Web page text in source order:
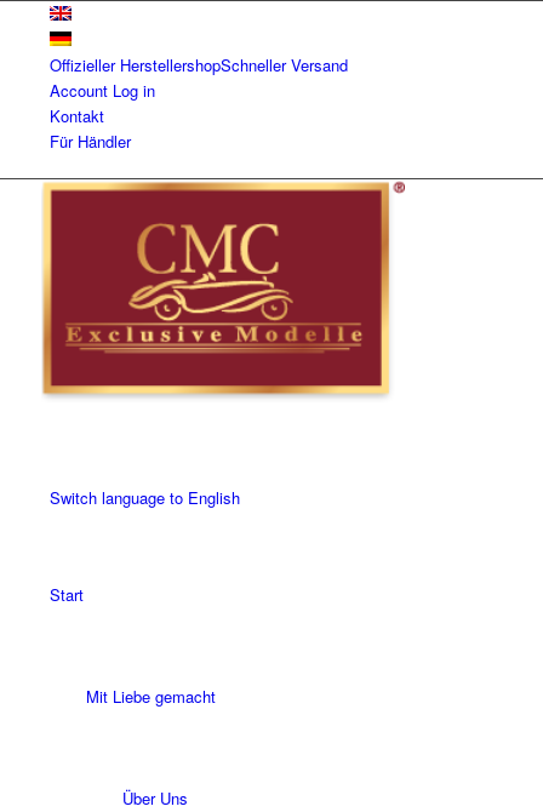
Offizieller HerstellershopSchneller Versand
Account Log in
Kontakt
Für Händler
Switch language to English
Start
Mit Liebe gemacht
Über Uns